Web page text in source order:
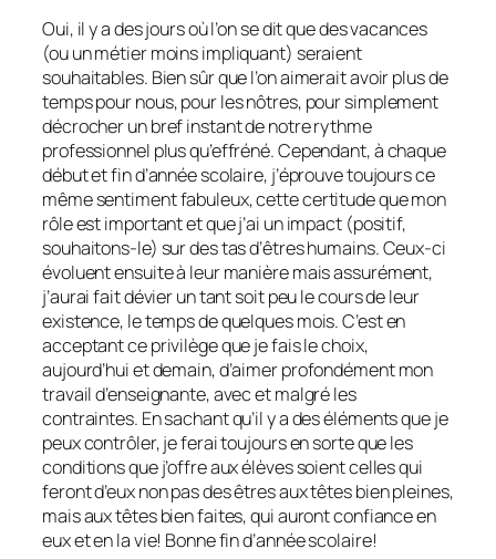
Oui, il y a des jours où l’on se dit que des vacances
(ou un métier moins impliquant) seraient
souhaitables. Bien sûr que l’on aimerait avoir plus de
temps pour nous, pour les nôtres, pour simplement
décrocher un bref instant de notre rythme
professionnel plus qu’effréné. Cependant, à chaque
début et fin d’année scolaire, j’éprouve toujours ce
même sentiment fabuleux, cette certitude que mon
rôle est important et que j’ai un impact (positif,
souhaitons-le) sur des tas d’êtres humains. Ceux-ci
évoluent ensuite à leur manière mais assurément,
j’aurai fait dévier un tant soit peu le cours de leur
existence, le temps de quelques mois. C’est en
acceptant ce privilège que je fais le choix,
aujourd’hui et demain, d’aimer profondément mon
travail d’enseignante, avec et malgré les
contraintes. En sachant qu’il y a des éléments que je
peux contrôler, je ferai toujours en sorte que les
conditions que j’offre aux élèves soient celles qui
feront d’eux non pas des êtres aux têtes bien pleines,
mais aux têtes bien faites, qui auront confiance en
eux et en la vie! Bonne fin d’année scolaire!